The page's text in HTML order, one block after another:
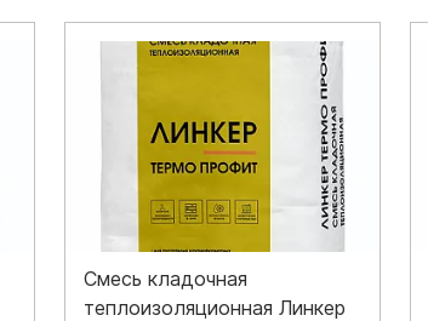
Смесь кладочная
теплоизоляционная Линкер